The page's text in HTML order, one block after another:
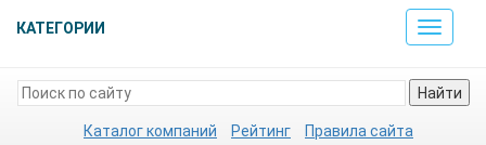
КАТЕГОРИИ
Toggle
Найти
Каталог компаний Рейтинг Правила сайта